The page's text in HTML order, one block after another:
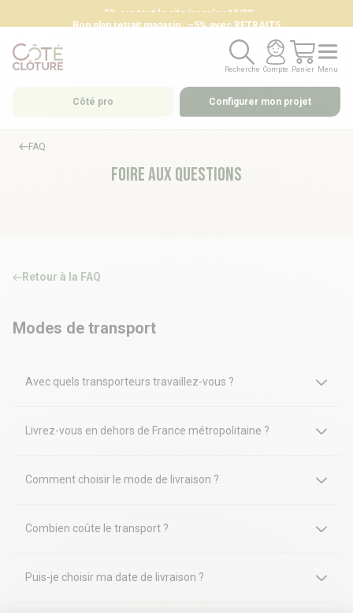
-5% sur tout le site jusqu'au 19/08
Bon plan retrait magasin : –5% avec RETRAIT5
Recherche
Recherche
Compte
Compte
Panier
Panier
Menu
Menu
Côté pro Configurer mon projet
FAQ
Foire aux questions
Retour à la FAQ
Modes de transport
Avec quels transporteurs travaillez-vous ?
Livrez-vous en dehors de France métropolitaine ?
Comment choisir le mode de livraison ?
Combien coûte le transport ?
Puis-je choisir ma date de livraison ?